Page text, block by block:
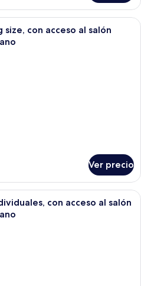
Habitación de hotel con cama, sofá,
size, con acceso al salón
Ver precio
Una habitación de hotel con dos
con acceso al salón